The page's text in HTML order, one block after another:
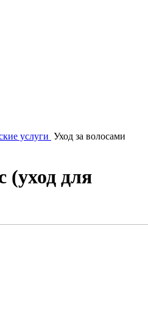
услуги Уход за волосами
(уход для